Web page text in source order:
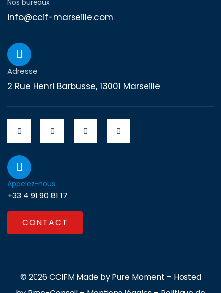
Nos bureaux
info@ccif-marseille.com
Adresse
2 Rue Henri Barbusse, 13001 Marseille
Appelez-nous
+33 4 91 90 81 17
CONTACT
© 2026 CCIFM Made by Pure Moment – Hosted